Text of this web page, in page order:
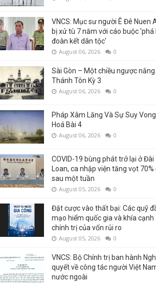
VNCS: Mục sư người Ê Đê Nuen
bị xử tù 7 năm với cáo buộc 'phá
đoàn kết dân tộc'
August 06, 2026 0
Sài Gòn – Một chiều ngược nắng
Thánh Tôn Kỳ 3
August 06, 2026 0
Pháp Xâm Lăng Và Sự Suy
Hoá Bài 4
August 06, 2026 0
COVID-19 bùng phát trở lại ở Đài
Loan, ca nhập viện tăng vọt 70%
sau một tuần
August 05, 2026 0
Đặt cược vào thất bại: Các quỹ
mạo hiểm quốc gia và khía cạnh
chính trị của vốn rủi ro
August 05, 2026 0
VNCS: Bộ Chính trị ban hành
quyết về công tác người Việt
nước ngoài